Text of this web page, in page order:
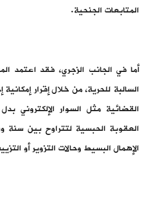
المتابعات الجنحية.
أما في الجانب الزجري، فقد اعتمد
السالبة للحرية، من خلال إقرار
القضائية مثل السوار الإلكتروني
العقوبة الحبسية لتتراوح بين
الإهمال البسيط وحالات التزوير أو